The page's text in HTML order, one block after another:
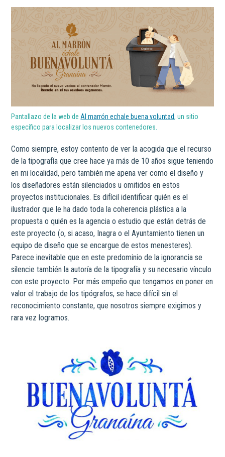
Pantallazo de la web de Al marrón echale buena voluntad, un sitio
específico para localizar los nuevos contenedores.
Como siempre, estoy contento de ver la acogida que el recurso
de la tipografía que cree hace ya más de 10 años sigue teniendo
en mi localidad, pero también me apena ver como el diseño y
los diseñadores están silenciados u omitidos en estos
proyectos institucionales. Es difícil identificar quién es el
ilustrador que le ha dado toda la coherencia plástica a la
propuesta o quién es la agencia o estudio que están detrás de
este proyecto (o, si acaso, Inagra o el Ayuntamiento tienen un
equipo de diseño que se encargue de estos menesteres).
Parece inevitable que en este predominio de la ignorancia se
silencie también la autoría de la tipografía y su necesario vínculo
con este proyecto. Por más empeño que tengamos en poner en
valor el trabajo de los tipógrafos, se hace difícil sin el
reconocimiento constante, que nosotros siempre exigimos y
rara vez logramos.